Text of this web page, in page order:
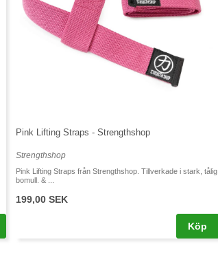
Pink Lifting Straps - Strengthshop
Strengthshop
Pink Lifting Straps från Strengthshop. Tillverkade i stark, tålig
bomull. & ...
199,00 SEK
Köp